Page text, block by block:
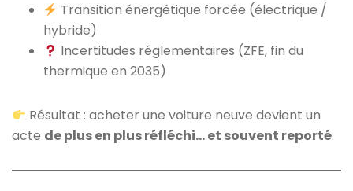
Transition énergétique forcée (électrique /
hybride)
Incertitudes réglementaires (ZFE, fin du
thermique en 2035)
Résultat : acheter une voiture neuve devient un
acte de plus en plus réfléchi… et souvent reporté.